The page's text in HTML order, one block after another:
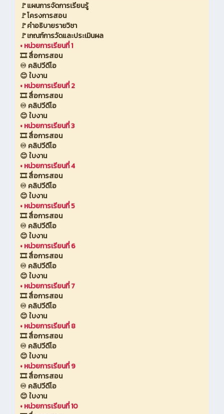
🚩แผนการจัดการเรียนรู้
🚩โครงการสอน
🚩คำอธิบายรายวิชา
🚩เกณฑ์การวัดและประเมินผล
•หน่วยการเรียนที่ 1
🎞️ สื่อการสอน
♾️ คลิปวีดีโอ
😊 ใบงาน
•หน่วยการเรียนที่ 2
🎞️ สื่อการสอน
♾️ คลิปวีดีโอ
😊 ใบงาน
•หน่วยการเรียนที่ 3
🎞️ สื่อการสอน
♾️ คลิปวีดีโอ
😊 ใบงาน
•หน่วยการเรียนที่ 4
🎞️ สื่อการสอน
♾️ คลิปวีดีโอ
😊 ใบงาน
•หน่วยการเรียนที่ 5
🎞️ สื่อการสอน
♾️ คลิปวีดีโอ
😊 ใบงาน
•หน่วยการเรียนที่ 6
🎞️ สื่อการสอน
♾️ คลิปวีดีโอ
😊 ใบงาน
•หน่วยการเรียนที่ 7
🎞️ สื่อการสอน
♾️ คลิปวีดีโอ
😊 ใบงาน
•หน่วยการเรียนที่ 8
🎞️ สื่อการสอน
♾️ คลิปวีดีโอ
😊 ใบงาน
•หน่วยการเรียนที่ 9
🎞️ สื่อการสอน
♾️ คลิปวีดีโอ
😊 ใบงาน
•หน่วยการเรียนที่ 10